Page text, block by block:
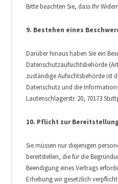
Bitte beachten Sie, dass Ihr
9. Bestehen eines
Darüber hinaus haben Sie ein
Datenschutzaufsichtsbehörde
zuständige Aufsichtsbehörde ist
Datenschutz und die
Lautenschlagerstr. 20, 70173
10. Pflicht zur
Sie müssen nur diejenigen
bereitstellen, die für die
Beendigung eines Vertrags
Erhebung wir gesetzlich